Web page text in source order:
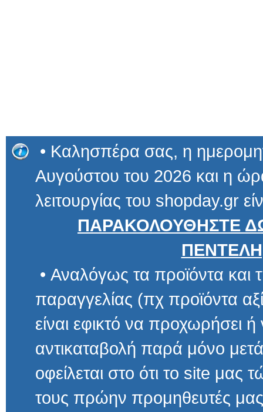
• Καλησπέρα σας, η
Αυγούστου του 2026 και η
λειτουργίας του shopday.gr
ΠΑΡΑΚΟΛΟΥΘΗΣΤΕ
• Αναλόγως τα προϊόντα και
παραγγελίας (πχ προϊόντα αξίας
είναι εφικτό να προχωρήσει ή να
αντικαταβολή παρά μόνο μετά
οφείλεται στο ότι το site μας τώρα
τους πρώην προμηθευτές μας